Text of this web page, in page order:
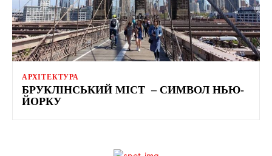
АРХІТЕКТУРА
БРУКЛІНСЬКИЙ МІСТ – СИМВОЛ НЬЮ-
ЙОРКУ